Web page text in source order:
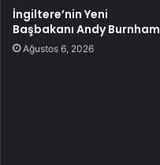
İngiltere’nin Yeni
Başbakanı Andy Burnham
Ağustos 6, 2026